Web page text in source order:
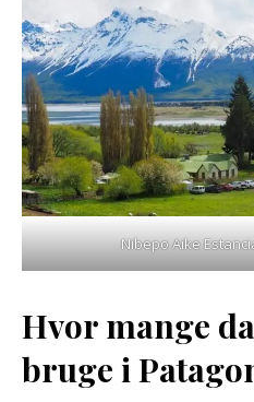
Nibepo Aike
Hvor mange
bruge i